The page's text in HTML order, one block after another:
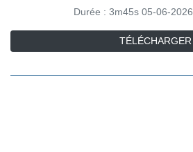
Durée : 3m45s 05-06-2026
TÉLÉCHARGER